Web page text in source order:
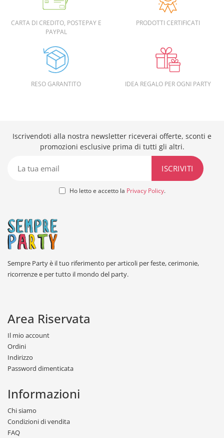
CARTA DI CREDITO, POSTEPAY E
PAYPAL
PRODOTTI CERTIFICATI
RESO GARANTITO IDEA REGALO PER OGNI PARTY
Iscrivendoti alla nostra newsletter riceverai offerte, sconti e
promozioni esclusive prima di tutti gli altri.
Ho letto e accetto la Privacy Policy.
Sempre Party è il tuo riferimento per articoli per feste, cerimonie,
ricorrenze e per tutto il mondo del party.
Area Riservata
Il mio account
Ordini
Indirizzo
Password dimenticata
Informazioni
Chi siamo
Condizioni di vendita
FAQ